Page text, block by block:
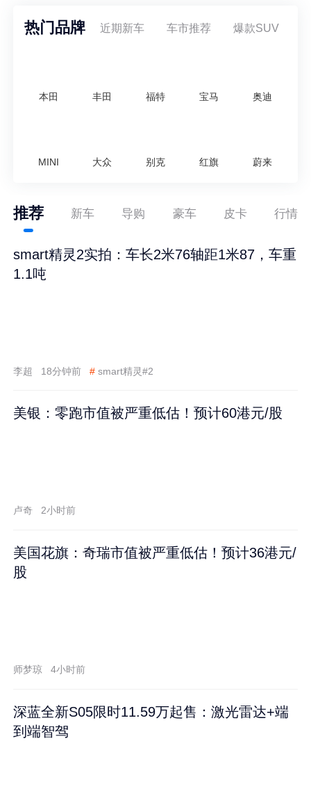
热门品牌 近期新车 车市推荐 爆款SUV
本田 丰田 福特 宝马 奥迪
MINI 大众 别克 红旗 蔚来
推荐 新车 导购 豪车 皮卡 行情
smart精灵2实拍：车长2米76轴距1米87，车重
1.1吨
李超 18分钟前 # smart精灵#2
美银：零跑市值被严重低估！预计60港元/股
卢奇 2小时前
美国花旗：奇瑞市值被严重低估！预计36港元/
股
师梦琼 4小时前
深蓝全新S05限时11.59万起售：激光雷达+端
到端智驾